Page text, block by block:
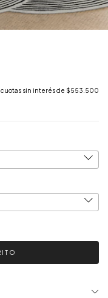
cuotas sin interés de $553.500